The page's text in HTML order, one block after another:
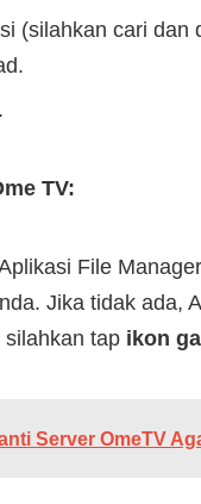
(silahkan cari
TV:
File
Jika tidak ada,
silahkan tap ikon
Server OmeTV